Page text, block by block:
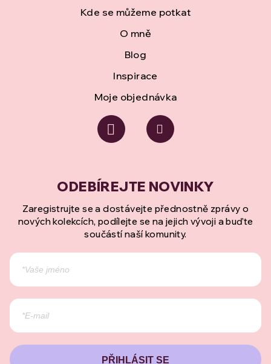
Kde se můžeme potkat
O mně
Blog
Inspirace
Moje objednávka
Zaregistrujte se a dostávejte přednostně zprávy o
nových kolekcích, podílejte se na jejich vývoji a buďte
součástí naší komunity.
PŘIHLÁSIT SE